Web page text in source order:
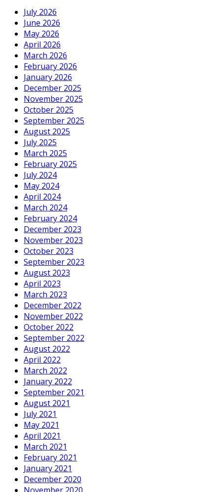
July 2026
June 2026
May 2026
April 2026
March 2026
February 2026
January 2026
December 2025
November 2025
October 2025
September 2025
August 2025
July 2025
March 2025
February 2025
July 2024
May 2024
April 2024
March 2024
February 2024
December 2023
November 2023
October 2023
September 2023
August 2023
April 2023
March 2023
December 2022
November 2022
October 2022
September 2022
August 2022
April 2022
March 2022
January 2022
September 2021
August 2021
July 2021
May 2021
April 2021
March 2021
February 2021
January 2021
December 2020